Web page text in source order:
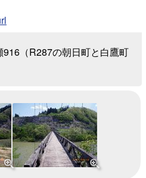
（R287の朝日町と白鷹町